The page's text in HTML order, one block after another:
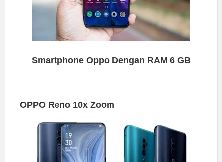
Smartphone Oppo Dengan RAM 6 GB
OPPO Reno 10x Zoom